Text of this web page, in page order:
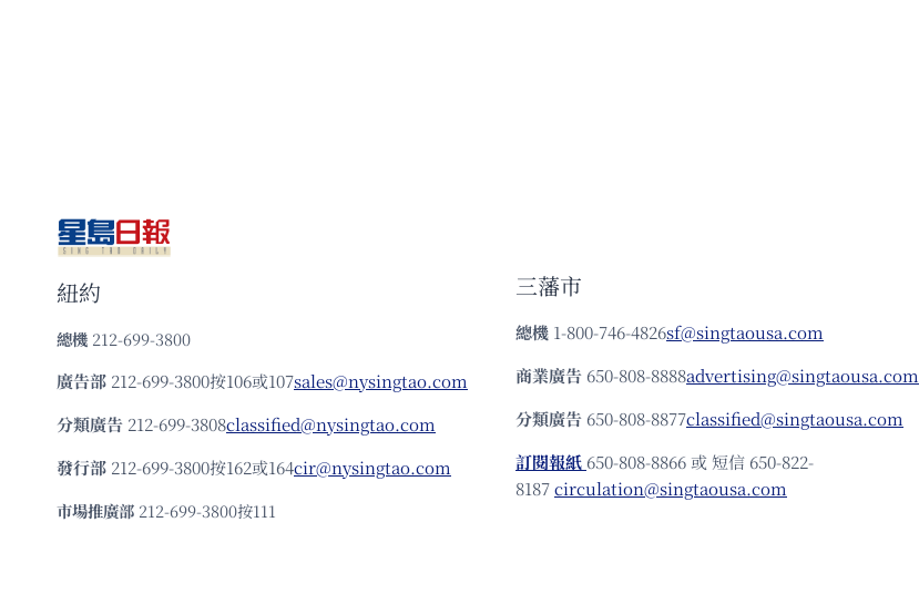
紐約
總機 212-699-3800
廣告部 212-699-3800按106或107sales@nysingtao.com
分類廣告 212-699-3808classified@nysingtao.com
發⾏部 212-699-3800按162或164cir@nysingtao.com
市場推廣部 212-699-3800按111
三藩市
總機 1-800-746-4826sf@singtaousa.com
商業廣告 650-808-8888advertising@singtaousa.com
分類廣告 650-808-8877classified@singtaousa.com
訂閱報紙 650-808-8866 或 短信 650-822-
8187circulation@singtaousa.com